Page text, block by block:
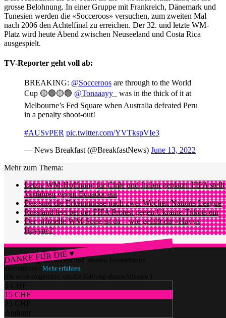
grosse Belohnung. In einer Gruppe mit Frankreich, Dänemark und
Tunesien werden die «Socceroos» versuchen, zum zweiten Mal
nach 2006 den Achtelfinal zu erreichen. Der 32. und letzte WM-
Platz wird heute Abend zwischen Neuseeland und Costa Rica
ausgespielt.
TV-Reporter geht voll ab:
BREAKING: @Socceroos are through to the World
Cup 🟡🟢🟡🟢 @Tonaaayy_
was in the thick of it at
Melbourne’s Fed Square when Australia defeated Peru
in a penalty shoot-out!
#AUSvPER pic.twitter.com/YVTkspVIe3
— News Breakfast (@BreakfastNews) June 13, 2022
Mehr zum Thema:
Letzte WM-Hoffnung für Chile und Italien geplatzt: FIFA stellt
Verfahren gegen Ecuador ein
Das sind die Erkenntnisse nach zwei Wochen Nations League
Russland legt bei der FIFA Protest gegen Ukraine-Trikots ein
Der offizielle WM-Song ist da – wie gefällt dir «Hayya
Hayya»?
DANKE FÜR DIE ♥
Würdest du gerne watson und unseren Journalismus
unterstützen? Mehr erfahren
(Du wirst umgeleitet, um die Zahlung abzuschliessen.)
5 CHF
15 CHF
25 CHF
Anderer